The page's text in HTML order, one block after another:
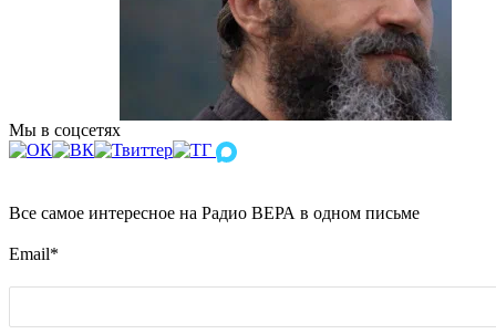
Мы в соцсетях
Все самое интересное на Радио ВЕРА в одном письме
Email*